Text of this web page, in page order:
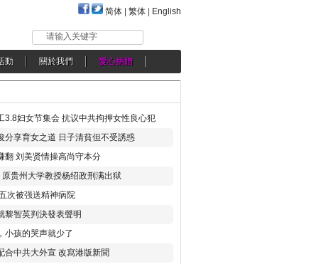
简体 繁体 English
请输入关键字
動 關於我們 愛心捐贈
3.8妇女节集会 抗议中共拘押女性良心犯
分享育女之道 日子清貧但不受誘惑
翻 刘美贤情操高尚守本分
贵州大学教授杨绍政刑满出狱
次被强送精神病院
黎智英判決發表聲明
小孩的哭声就少了
合中共大外宣 改寫港版新聞